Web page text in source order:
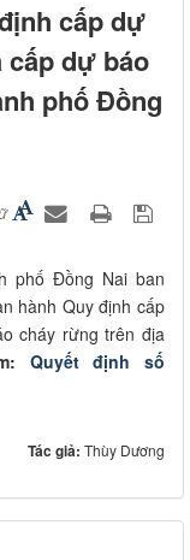
cấp dự
cấp dự báo
phố Đồng
phố Đồng Nai ban
hành Quy định cấp
cháy rừng trên địa
Quyết định số
Tác giả: Thùy Dương